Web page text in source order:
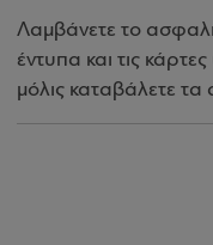
Λαμβάνετε το
έντυπα και τις
μόλις καταβάλετε